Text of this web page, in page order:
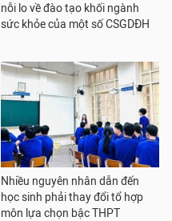
nỗi lo về đào tạo khối ngành
sức khỏe của một số CSGDĐH
Nhiều nguyên nhân dẫn đến
học sinh phải thay đổi tổ hợp
môn lựa chọn bậc THPT